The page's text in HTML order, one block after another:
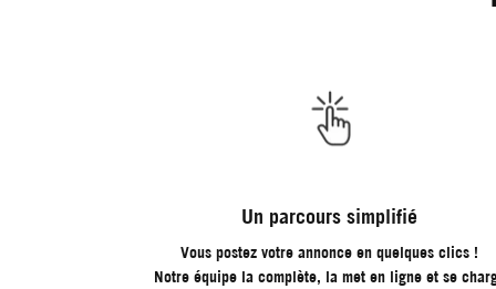
Un parcours simplifié
Vous postez votre annonce en quelques clics !
Notre équipe la complète, la met en ligne et se